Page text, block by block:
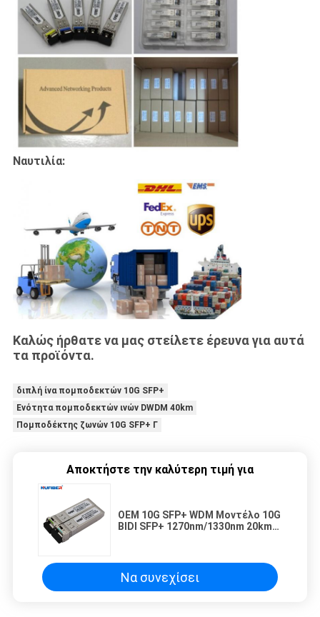
Ναυτιλία:
Καλώς ήρθατε να μας στείλετε έρευνα για αυτά
τα προϊόντα.
διπλή ίνα πομποδεκτών 10G SFP+
Ενότητα πομποδεκτών ινών DWDM 40km
Πομποδέκτης ζωνών 10G SFP+ Γ
Αποκτήστε την καλύτερη τιμή για
OEM 10G SFP+ WDM Μοντέλο 10G
BIDI SFP+ 1270nm/1330nm 20km
Να συνεχίσει